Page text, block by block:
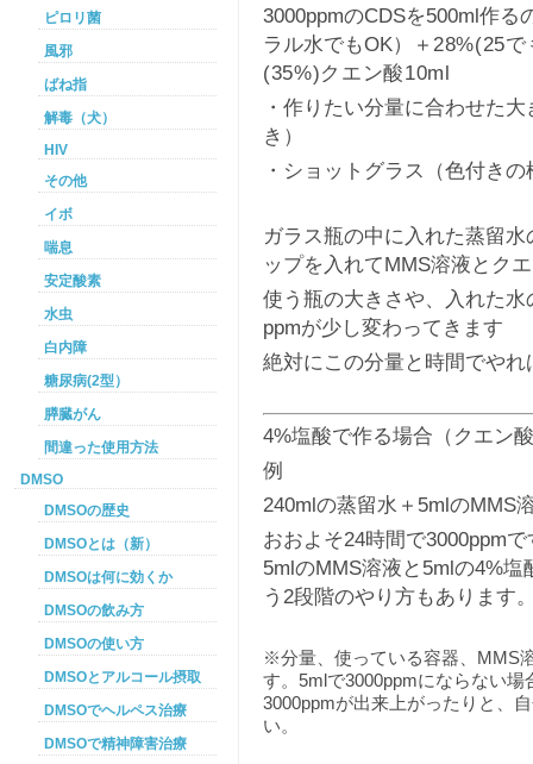
3000ppmのCDSを500ml作
ラル水でもOK）＋ 28%(25で
(35%)クエン酸10ml
・作りたい分量に合わせた
き）
・ショットグラス（色付き
ガラス瓶の中に入れた蒸留
ップを入れてMMS溶液とク
使う瓶の大きさや、入れた
ppmが少し変わってきます
絶対にこの分量と時間でや
4%塩酸で作る場合（クエン
例
240mlの蒸留水＋5mlのMMS
おおよそ24時間で3000ppm
5mlのMMS溶液と5mlの4%
う2段階のやり方もあります
※分量、使っている容器、MMS
す。5mlで3000ppmにならない
3000ppmが出来上がったりと、
い。
ピロリ菌
風邪
ばね指
解毒（犬）
HIV
その他
イボ
喘息
安定酸素
水虫
白内障
糖尿病(2型）
膵臓がん
間違った使用方法
DMSO
DMSOの歴史
DMSOとは（新）
DMSOは何に効くか
DMSOの飲み方
DMSOの使い方
DMSOとアルコール摂取
DMSOでヘルペス治療
DMSOで精神障害治療